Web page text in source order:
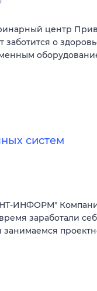
центр
заботится о
систем
ИНФОРМ"
заработали